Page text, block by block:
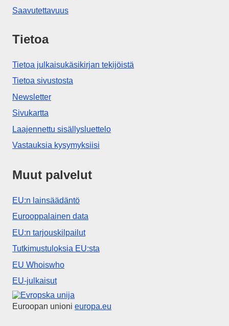
Saavutettavuus
Tietoa
Tietoa julkaisukäsikirjan tekijöistä
Tietoa sivustosta
Newsletter
Sivukartta
Laajennettu sisällysluettelo
Vastauksia kysymyksiisi
Muut palvelut
EU:n lainsäädäntö
Eurooppalainen data
EU:n tarjouskilpailut
Tutkimustuloksia EU:sta
EU Whoiswho
EU-julkaisut
Euroopan unioni
Euroopan unioni europa.eu